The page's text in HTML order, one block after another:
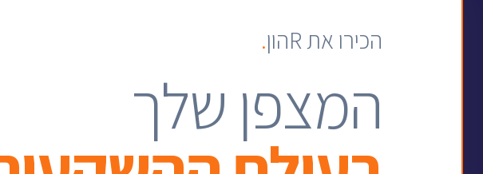
הכירו את Rהון .
המצפן שלך